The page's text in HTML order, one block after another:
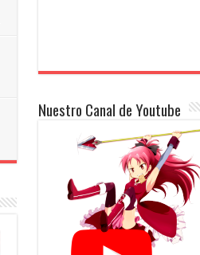
Nuestro Canal de Youtube